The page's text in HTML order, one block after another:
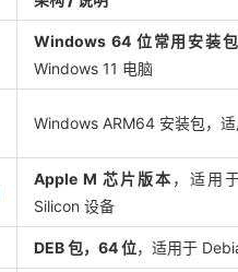
Windows 64 位常用安装包
Windows 11 电脑
Windows ARM64 安装包，
Apple M 芯片版本 ，适用
Silicon 设备
DEB 包，64 位，适用于